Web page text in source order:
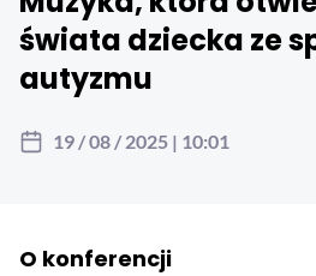
Edukacja
[LIVE Z KLASĄ]
28 / 04 / 2026 |
świata dziecka ze
autyzmu
19 / 08 / 2025 | 10:01
O konferencji